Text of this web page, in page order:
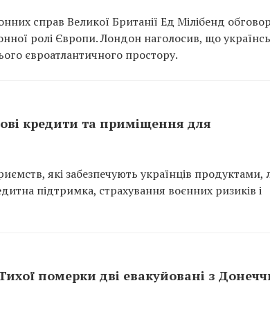
справ Великої Британії Ед Мілібенд
ролі Європи. Лондон наголосив, що
євроатлантичного простору.
кредити та приміщення для
які забезпечують українців продуктами,
підтримка, страхування воєнних ризиків і
померки дві евакуйовані з